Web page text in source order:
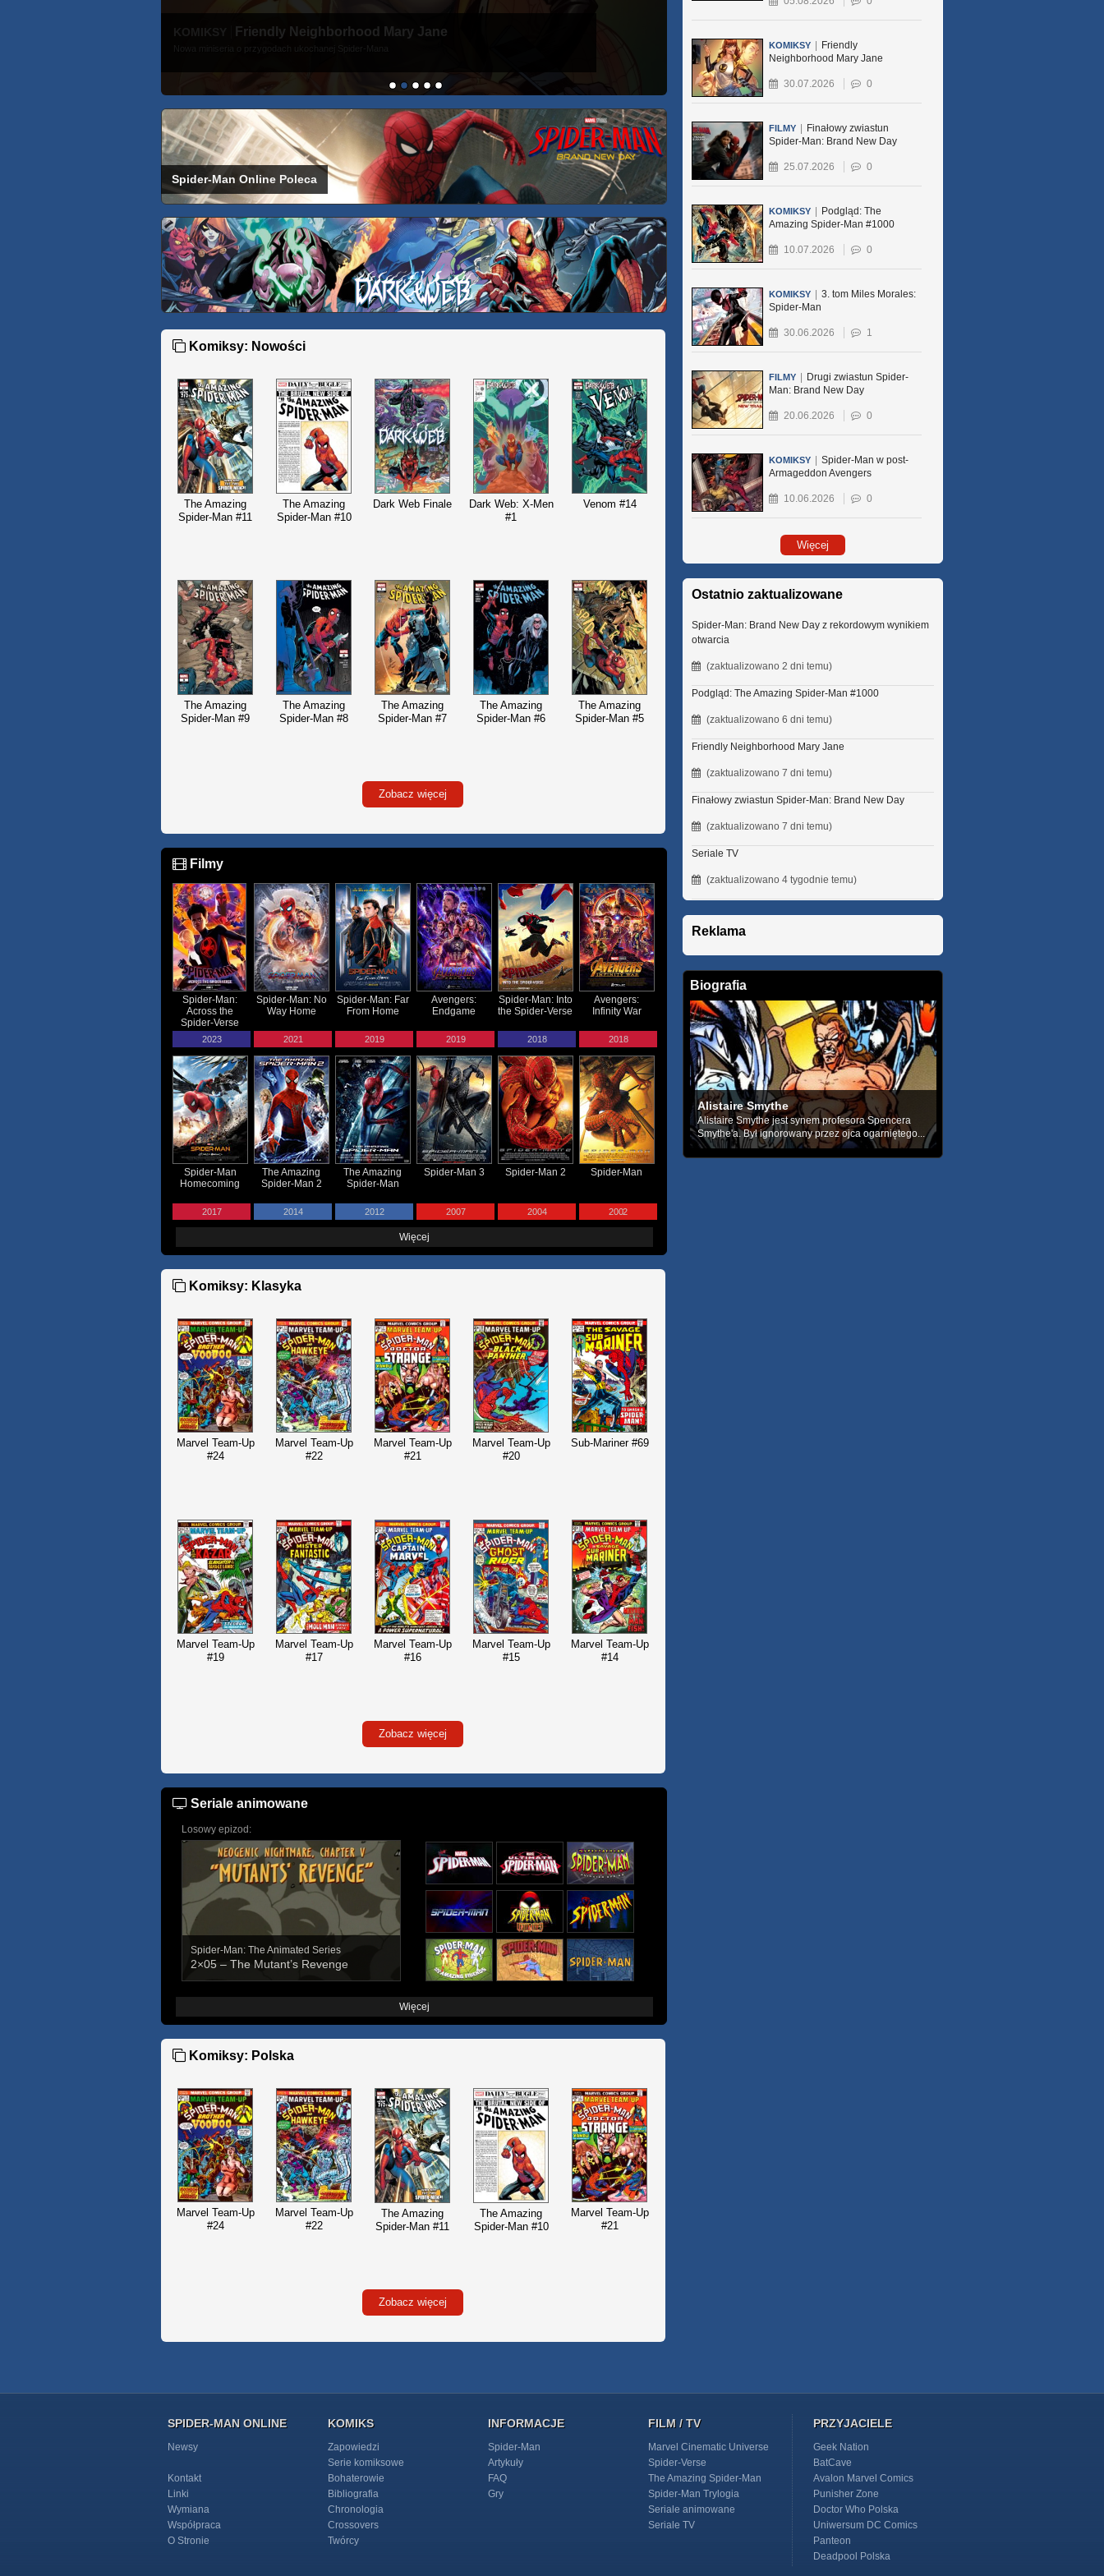
KOMIKSY Friendly Neighborhood Mary Jane
Nowa miniseria o przygodach ukochanej Spider-Mana
Spider-Man Online Poleca
Komiksy: Nowości
The Amazing
Spider-Man #11
The Amazing
Spider-Man #10
Dark Web Finale
Dark Web: X-Men
#1
Venom #14
The Amazing
Spider-Man #9
The Amazing
Spider-Man #8
The Amazing
Spider-Man #7
The Amazing
Spider-Man #6
The Amazing
Spider-Man #5
Zobacz więcej
Filmy
Spider-Man:
Across the
Spider-Verse
2023
Spider-Man: No
Way Home
2021
Spider-Man: Far
From Home
2019
Avengers:
Endgame
2019
Spider-Man: Into
the Spider-Verse
2018
Avengers:
Infinity War
2018
Spider-Man
Homecoming
2017
The Amazing
Spider-Man 2
2014
The Amazing
Spider-Man
2012
Spider-Man 3
2007
Spider-Man 2
2004
Spider-Man
2002
Więcej
Komiksy: Klasyka
Marvel Team-Up
#24
Marvel Team-Up
#22
Marvel Team-Up
#21
Marvel Team-Up
#20
Sub-Mariner #69
Marvel Team-Up
#19
Marvel Team-Up
#17
Marvel Team-Up
#16
Marvel Team-Up
#15
Marvel Team-Up
#14
Zobacz więcej
Seriale animowane
Losowy epizod:
Spider-Man: The Animated Series
2×05 – The Mutant’s Revenge
Więcej
Komiksy: Polska
Marvel Team-Up
#24
Marvel Team-Up
#22
The Amazing
Spider-Man #11
The Amazing
Spider-Man #10
Marvel Team-Up
#21
Zobacz więcej
KOMIKSY
Friendly
Neighborhood Mary Jane
30.07.2026 0
FILMY
Finałowy zwiastun
Spider-Man: Brand New Day
25.07.2026 0
KOMIKSY
Podgląd: The
Amazing Spider-Man #1000
10.07.2026 0
KOMIKSY
3. tom Miles Morales:
Spider-Man
30.06.2026 1
FILMY
Drugi zwiastun Spider-
Man: Brand New Day
20.06.2026 0
KOMIKSY
Spider-Man w post-
Armageddon Avengers
10.06.2026 0
Więcej
Ostatnio zaktualizowane
Spider-Man: Brand New Day z rekordowym wynikiem
otwarcia
(zaktualizowano 2 dni temu)
Podgląd: The Amazing Spider-Man #1000
(zaktualizowano 6 dni temu)
Friendly Neighborhood Mary Jane
(zaktualizowano 7 dni temu)
Finałowy zwiastun Spider-Man: Brand New Day
(zaktualizowano 7 dni temu)
Seriale TV
(zaktualizowano 4 tygodnie temu)
Reklama
Biografia
Alistaire Smythe
Alistaire Smythe jest synem profesora Spencera
Smythe'a. Był ignorowany przez ojca ogarniętego...
SPIDER-MAN ONLINE
Newsy
Kontakt
Linki
Wymiana
Współpraca
O Stronie
KOMIKS
Zapowiedzi
Serie komiksowe
Bohaterowie
Bibliografia
Chronologia
Crossovers
Twórcy
INFORMACJE
Spider-Man
Artykuły
FAQ
Gry
FILM / TV
Marvel Cinematic Universe
Spider-Verse
The Amazing Spider-Man
Spider-Man Trylogia
Seriale animowane
Seriale TV
PRZYJACIELE
Geek Nation
BatCave
Avalon Marvel Comics
Punisher Zone
Doctor Who Polska
Uniwersum DC Comics
Panteon
Deadpool Polska